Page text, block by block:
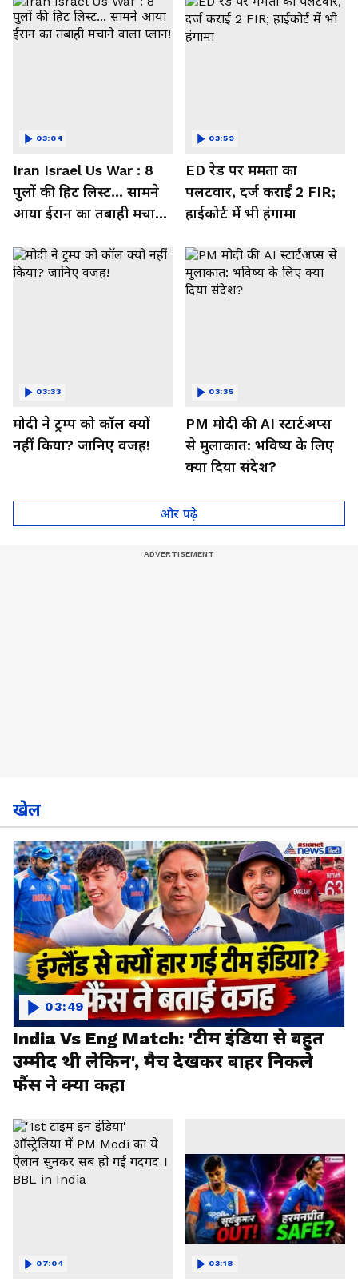
Iran Israel Us War : 8
पुलों की हिट लिस्ट... सामने
आया ईरान का तबाही मचाने
03:04
ED रेड पर ममता का
पलटवार, दर्ज कराईं 2 FIR;
हाईकोर्ट में भी हंगामा
03:59
मोदी ने ट्रम्प को कॉल क्यों
नहीं किया? जानिए वजह!
03:33
PM मोदी की AI स्टार्टअप्स
से मुलाकात: भविष्य के लिए
क्या दिया संदेश?
03:35
और पढ़े
खेल
India Vs Eng Match: 'टीम इंडिया से बहुत
उम्मीद थी लेकिन', मैच देखकर बाहर निकले
फैंस ने क्या कहा
03:49
07:04 03:18